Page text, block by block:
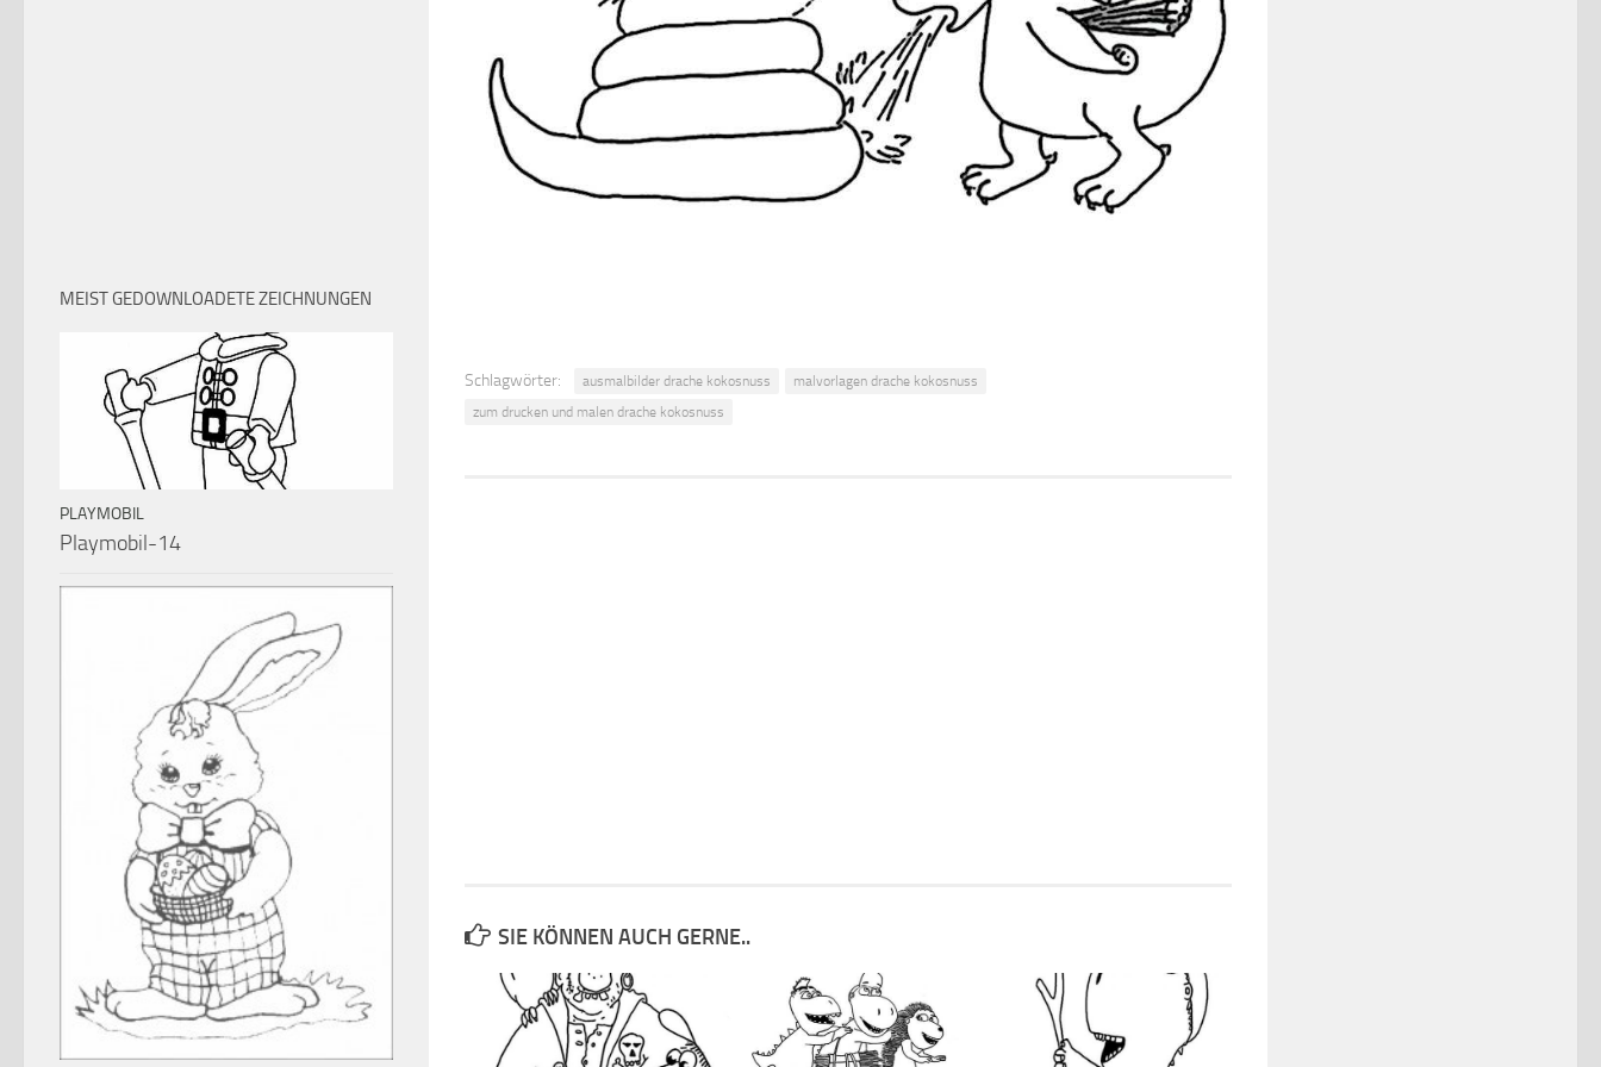
Schlagwörter: ausmalbilder drache kokosnuss
malvorlagen drache kokosnuss
zum drucken und malen drache kokosnuss
SIE KÖNNEN AUCH GERNE..
MEIST GEDOWNLOADETE ZEICHNUNGEN
PLAYMOBIL
Playmobil-14